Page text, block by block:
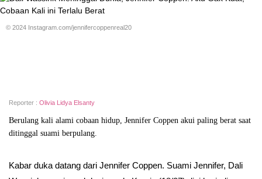
© 2024 Instagram.com/jennifercoppenreal20
Reporter : Olivia Lidya Elsanty
Berulang kali alami cobaan hidup, Jennifer Coppen akui paling berat saat
ditinggal suami berpulang.
Kabar duka datang dari Jennifer Coppen. Suami Jennifer, Dali